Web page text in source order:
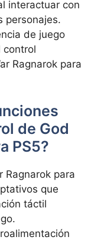
interactuar con
personajes.
de juego
control
Ragnarok para
de God
PS5?
Ragnarok para
que
táctil